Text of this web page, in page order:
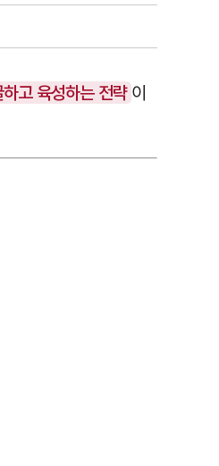
고 육성하는 전략 이